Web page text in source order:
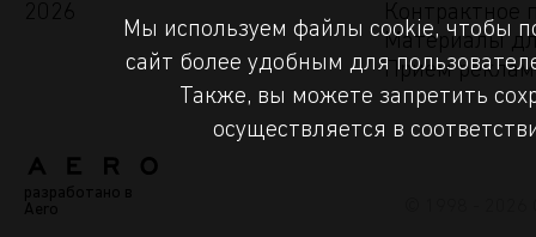
2026
Контрактное
Материалы
Прием
разработано в
Aero
© 1998 - 2026
Мы используем файлы cookie, чтобы
сайт более удобным для
Также, вы можете запретить
осуществляется в